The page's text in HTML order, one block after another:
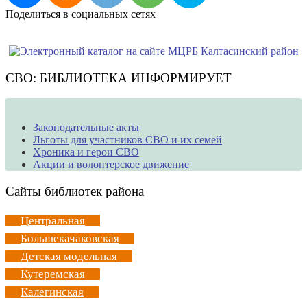
Поделиться в социальных сетях
СВО: БИБЛИОТЕКА ИНФОРМИРУЕТ
Законодательные акты
Льготы для участников СВО и их семей
Хроника и герои СВО
Акции и волонтерское движение
Сайты библиотек района
Центральная
Большекачаковская
Детская модельная
Кутеремская
Калегинская